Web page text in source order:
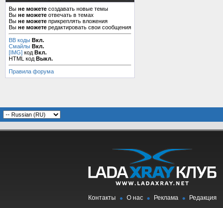
Вы не можете создавать новые темы
Вы не можете отвечать в темах
Вы не можете прикреплять вложения
Вы не можете редактировать свои сообщения
BB коды Вкл.
Смайлы Вкл.
[IMG] код Вкл.
HTML код Выкл.
Правила форума
Контакты О нас Реклама Редакция